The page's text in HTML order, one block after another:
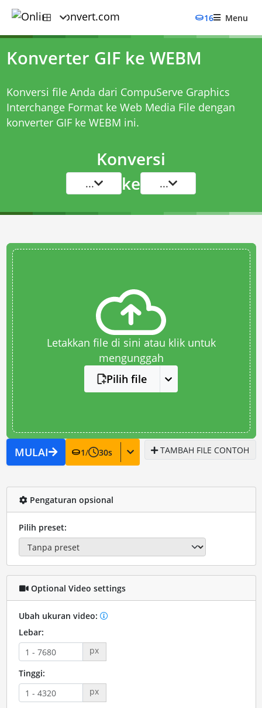
16 Menu
Konverter GIF ke WEBM
Konversi file Anda dari CompuServe Graphics
Interchange Format ke Web Media File dengan
konverter GIF ke WEBM ini.
Konversi
... ke ...
Letakkan file di sini atau klik untuk
mengunggah
Pilih file
MULAI 1/ 30s TAMBAH FILE CONTOH
Pengaturan opsional
Pilih preset:
Optional Video settings
Ubah ukuran video:
Lebar:
px
Tinggi:
px